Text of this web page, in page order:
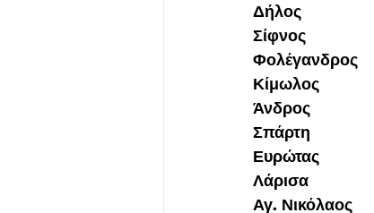
Δήλος
Σίφνος
Φολέγανδρος
Κίμωλος
Άνδρος
Σπάρτη
Ευρώτας
Λάρισα
Αγ. Νικόλαος